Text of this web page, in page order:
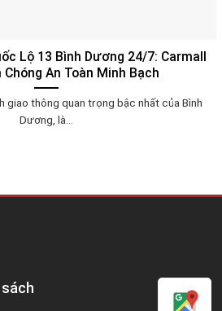
Lộ 13 Bình Dương 24/7: Carmall
Chóng An Toàn Minh Bạch
giao thông quan trọng bậc nhất của Bình
Dương, là...